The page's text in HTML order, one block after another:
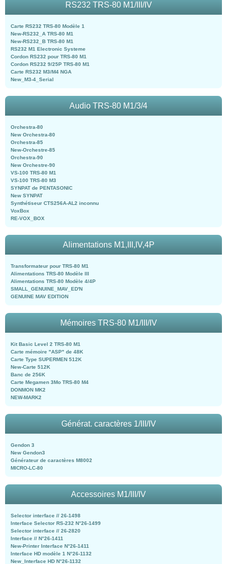
RS232 TRS-80 M1/III/IV
Carte RS232 TRS-80 Modèle 1
New-RS232_A TRS-80 M1
New-RS232_B TRS-80 M1
RS232 M1 Electronic Systeme
Cordon RS232 pour TRS-80 M1
Cordon RS232 9/25P TRS-80 M1
Carte RS232 M3/M4 NGA
New_M3-4_Serial
Audio TRS-80 M1/3/4
Orchestra-80
New Orchestra-80
Orchestra-85
New-Orchestre-85
Orchestra-90
New Orchestre-90
VS-100 TRS-80 M1
VS-100 TRS-80 M3
SYNPAT de PENTASONIC
New SYNPAT
Synthétiseur CTS256A-AL2 inconnu
VoxBox
RE-VOX_BOX
Alimentations M1,III,IV,4P
Transformateur pour TRS-80 M1
Alimentations TRS-80 Modèle III
Alimentations TRS-80 Modèle 4/4P
SMALL_GENUINE_MAV_ED'N
GENUINE MAV EDITION
Mémoires TRS-80 M1/III/IV
Kit Basic Level 2 TRS-80 M1
Carte mémoire "ASP" de 48K
Carte Type SUPERMEN 512K
New-Carte 512K
Banc de 256K
Carte Megamen 3Mo TRS-80 M4
DONMON MK2
NEW-MARK2
Générat. caractères 1/III/IV
Gendon 3
New Gendon3
Générateur de caractères M8002
MICRO-LC-80
Accessoires M1/III/IV
Selector interface // 26-1498
Interface Selector RS-232 N°26-1499
Selector interface // 26-2820
Interface // N°26-1411
New-Printer Interface N°26-1411
Interface HD modèle 1 N°26-1132
New_Interface HD N°26-1132